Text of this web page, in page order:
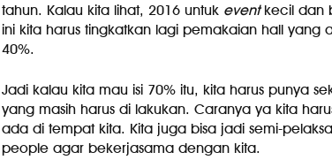
tahun. Kalau kita lihat, 2016 untuk eventkecil dan
ini kita harus tingkatkan lagi pemakaian hall yang
40%.
Jadi kalau kita mau isi 70% itu, kita harus punya
yang masih harus di lakukan. Caranya ya kita
ada di tempat kita. Kita juga bisa jadi semi-
people agar bekerjasama dengan kita.